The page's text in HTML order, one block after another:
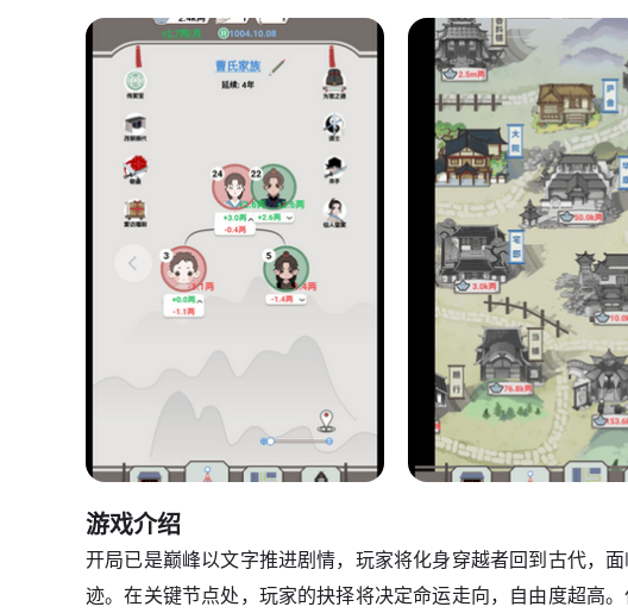
游戏介绍
开局已是巅峰以文字推进剧情，玩家将化身穿越者回到古代，
迹。在关键节点处，玩家的抉择将决定命运走向，自由度超高